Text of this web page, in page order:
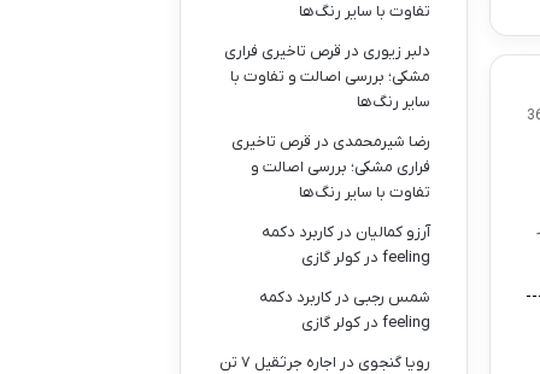
تفاوت با سایر رنگ‌ها
دلبر زیوری در قرص تاخیری فراری
مشکی؛ بررسی اصالت و تفاوت با
سایر رنگ‌ها
رضا شیرمحمدی در قرص تاخیری
فراری مشکی؛ بررسی اصالت و
تفاوت با سایر رنگ‌ها
آرزو کمالیان در کاربرد دکمه
feeling در کولر گازی
شمس رجبی در کاربرد دکمه
feeling در کولر گازی
رویا گنجوی در
اجاره جرثقیل ۷ تن